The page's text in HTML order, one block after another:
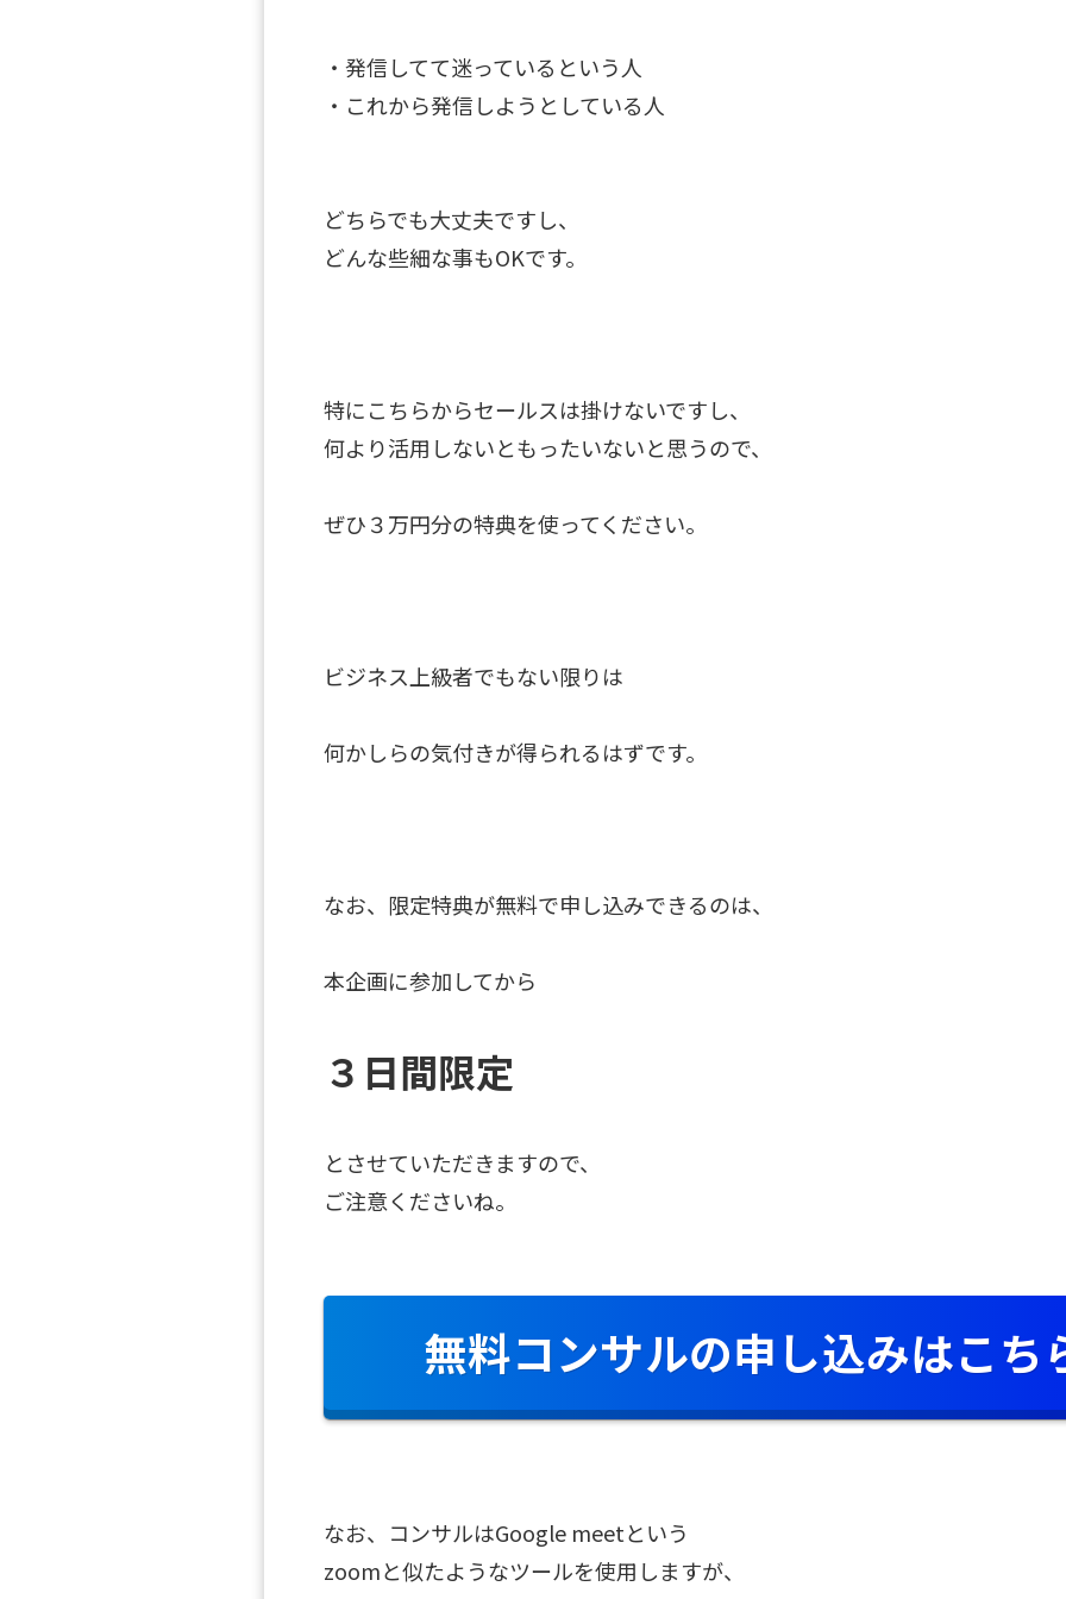
・発信してて迷っているという人
・これから発信しようとしている人
どちらでも大丈夫ですし、
どんな些細な事もOKです。
特にこちらからセールスは掛けないですし、
何より活用しないともったいないと思うので、
ぜひ３万円分の特典を使ってください。
ビジネス上級者でもない限りは
何かしらの気付きが得られるはずです。
なお、限定特典が無料で申し込みできるのは、
本企画に参加してから
３日間限定
とさせていただきますので、
ご注意くださいね。
無料コンサルの申し込みはこち
なお、コンサルはGoogle meetという
zoomと似たようなツールを使用しますが、